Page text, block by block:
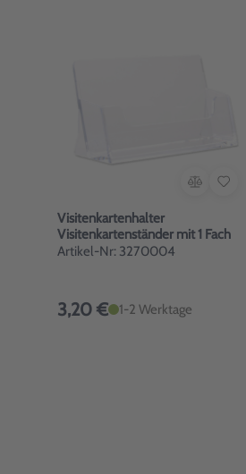
Visitenkartenhalter
Visitenkartenständer mit 1 Fach
Artikel-Nr: 3270004
3,20 € 1-2 Werktage